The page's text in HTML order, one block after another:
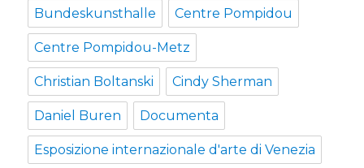
Bundeskunsthalle Centre Pompidou
Centre Pompidou-Metz
Christian Boltanski Cindy Sherman
Daniel Buren Documenta
Esposizione internazionale d'arte di Venezia